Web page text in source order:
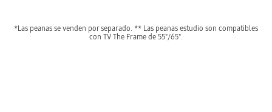
*Las peanas se venden por separado. ** Las peanas estudio son compatibles
con TV The Frame de 55"/65".